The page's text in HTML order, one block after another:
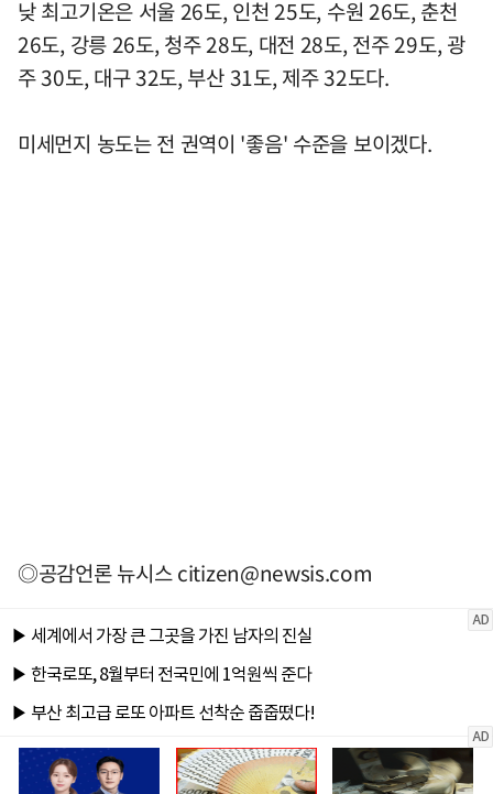
낮 최고기온은 서울 26도, 인천 25도, 수원 26도, 춘천
26도, 강릉 26도, 청주 28도, 대전 28도, 전주 29도, 광
주 30도, 대구 32도, 부산 31도, 제주 32도다.
미세먼지 농도는 전 권역이 '좋음' 수준을 보이겠다.
◎공감언론 뉴시스citizen@newsis.com